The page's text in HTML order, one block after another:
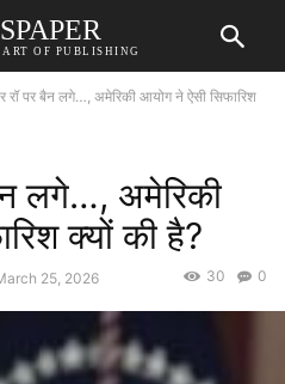
OF PUBLISHING
रॉ पर बैन लगे…, अमेरिकी आयोग ने ऐसी सिफारिश
लगे…, अमेरिकी
क्यों की है?
25, 2026 0
30